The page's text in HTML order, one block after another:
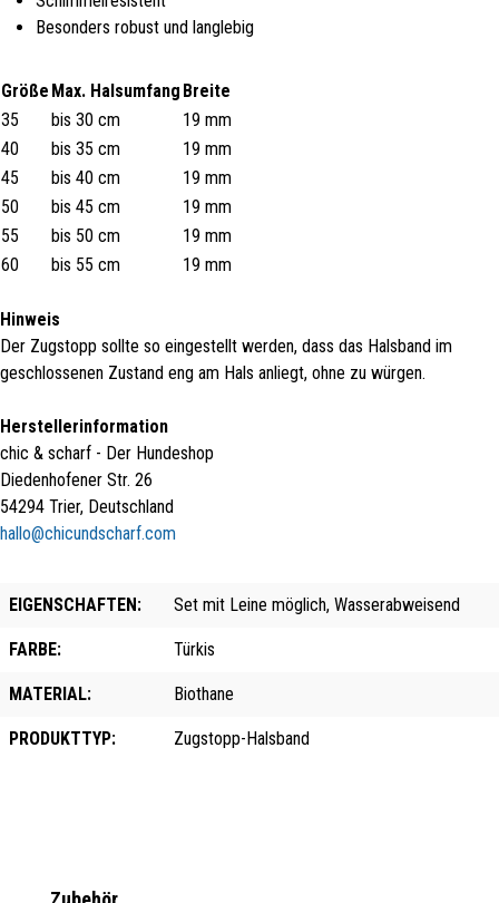
Besonders robust und langlebig
Größe Max. Halsumfang Breite
35
bis 30 cm
19 mm
40
bis 35 cm
19 mm
45
bis 40 cm
19 mm
50
bis 45 cm
19 mm
55
bis 50 cm
19 mm
60
bis 55 cm 19 mm
Hinweis
Der Zugstopp sollte so eingestellt werden, dass das Halsband im
geschlossenen Zustand eng am Hals anliegt, ohne zu würgen.
Herstellerinformation
chic & scharf - Der Hundeshop
Diedenhofener Str. 26
54294 Trier, Deutschland
hallo@chicundscharf.com
EIGENSCHAFTEN: Set mit Leine möglich, Wasserabweisend
FARBE: Türkis
MATERIAL: Biothane
PRODUKTTYP: Zugstopp-Halsband
Produktgalerie überspringen